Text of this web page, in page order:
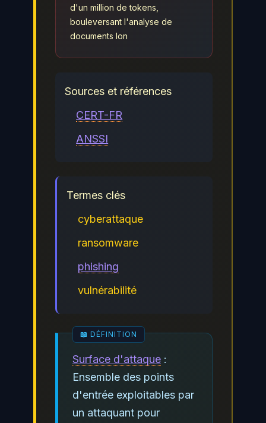
d'un million de tokens,
bouleversant l'analyse de
documents lon
Sources et références
CERT-FR
ANSSI
Termes clés
cyberattaque
ransomware
phishing
vulnérabilité
Surface d'attaque :
Ensemble des points
d'entrée exploitables par
un attaquant pour